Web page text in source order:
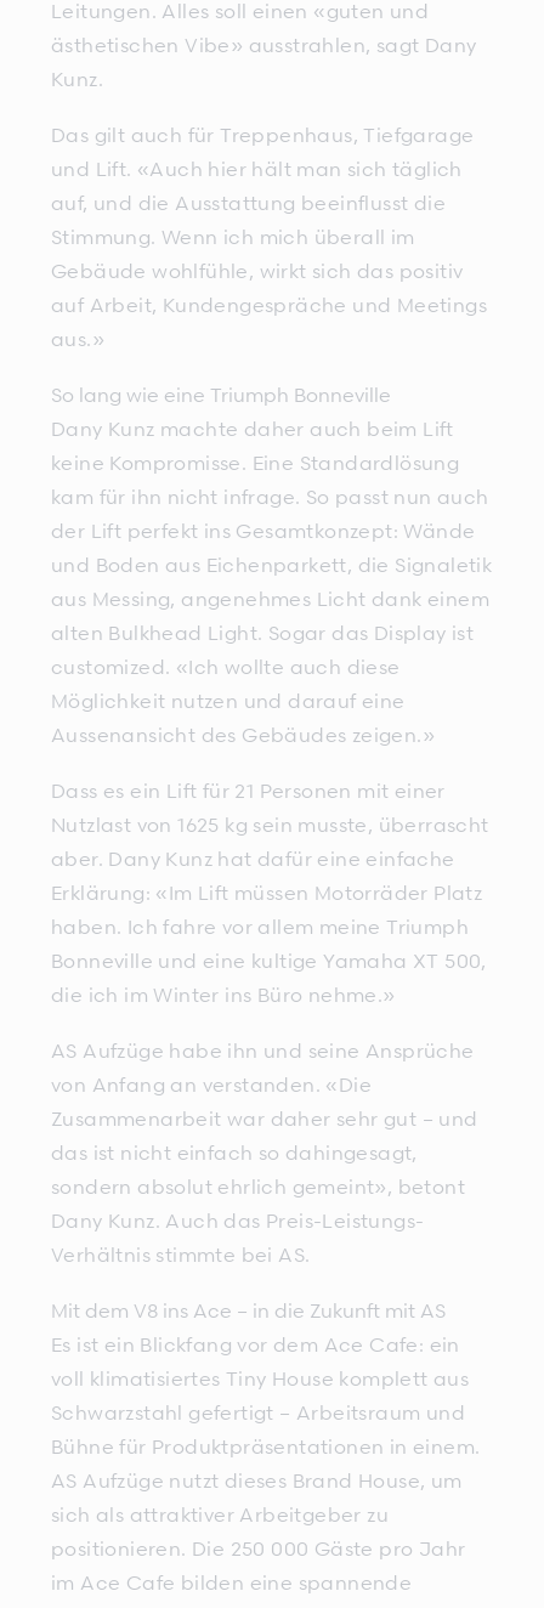
Leitungen. Alles soll einen «guten und
ästhetischen Vibe» ausstrahlen, sagt Dany
Kunz.
Das gilt auch für Treppenhaus, Tiefgarage
und Lift. «Auch hier hält man sich täglich
auf, und die Ausstattung beeinflusst die
Stimmung. Wenn ich mich überall im
Gebäude wohlfühle, wirkt sich das positiv
auf Arbeit, Kundengespräche und Meetings
aus.»
So lang wie eine Triumph Bonneville
Dany Kunz machte daher auch beim Lift
keine Kompromisse. Eine Standardlösung
kam für ihn nicht infrage. So passt nun auch
der Lift perfekt ins Gesamtkonzept: Wände
und Boden aus Eichenparkett, die Signaletik
aus Messing, angenehmes Licht dank einem
alten Bulkhead Light. Sogar das Display ist
customized. «Ich wollte auch diese
Möglichkeit nutzen und darauf eine
Aussenansicht des Gebäudes zeigen.»
Dass es ein Lift für 21 Personen mit einer
Nutzlast von 1625 kg sein musste, überrascht
aber. Dany Kunz hat dafür eine einfache
Erklärung: «Im Lift müssen Motorräder Platz
haben. Ich fahre vor allem meine Triumph
Bonneville und eine kultige Yamaha XT 500,
die ich im Winter ins Büro nehme.»
AS Aufzüge habe ihn und seine Ansprüche
von Anfang an verstanden. «Die
Zusammenarbeit war daher sehr gut – und
das ist nicht einfach so dahingesagt,
sondern absolut ehrlich gemeint», betont
Dany Kunz. Auch das Preis-Leistungs-
Verhältnis stimmte bei AS.
Mit dem V8 ins Ace – in die Zukunft mit AS
Es ist ein Blickfang vor dem Ace Cafe: ein
voll klimatisiertes Tiny House komplett aus
Schwarzstahl gefertigt – Arbeitsraum und
Bühne für Produktpräsentationen in einem.
AS Aufzüge nutzt dieses Brand House, um
sich als attraktiver Arbeitgeber zu
positionieren. Die 250 000 Gäste pro Jahr
im Ace Cafe bilden eine spannende